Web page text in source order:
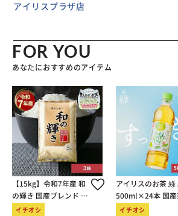
アイリスプラザ店
FOR YOU
あなたにおすすめのアイテム
【15kg】令和7年産 和
の輝き 国産ブレンド 5
kg×3袋
イチオシ
アイリスのお茶 綠
500ml×24本 国産
100％使用
イチオシ